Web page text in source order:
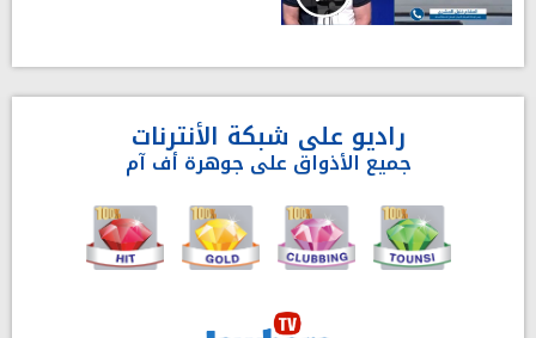
راديو على شبكة الأنترنات
جميع الأذواق على جوهرة أف آم